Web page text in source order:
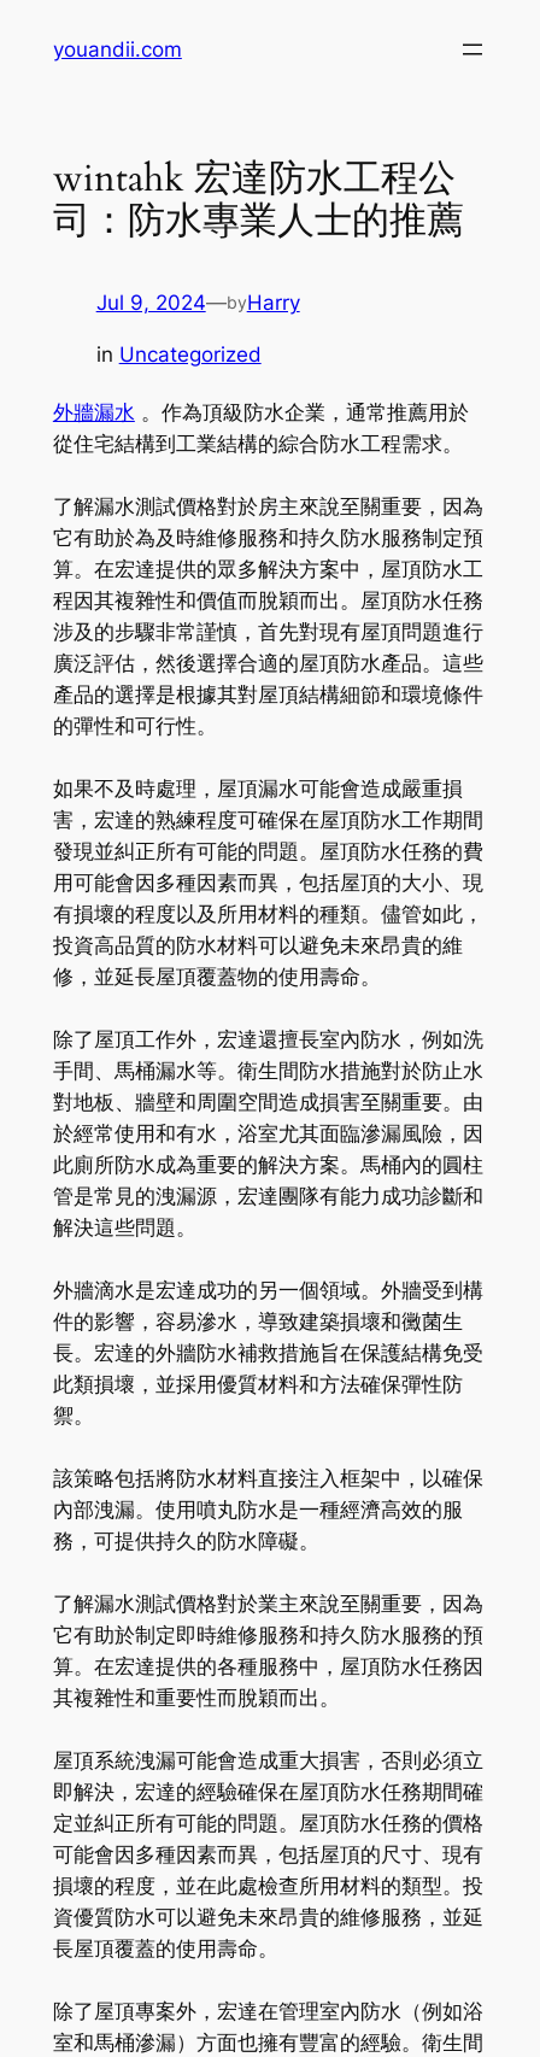
youandii.com
wintahk 宏達防水工程公
司：防水專業人士的推薦
Jul 9, 2024—byHarry
in Uncategorized
外牆漏水 。作為頂級防水企業，通常推薦用於
從住宅結構到工業結構的綜合防水工程需求。
了解漏水測試價格對於房主來說至關重要，因為
它有助於為及時維修服務和持久防水服務制定預
算。在宏達提供的眾多解決方案中，屋頂防水工
程因其複雜性和價值而脫穎而出。屋頂防水任務
涉及的步驟非常謹慎，首先對現有屋頂問題進行
廣泛評估，然後選擇合適的屋頂防水產品。這些
產品的選擇是根據其對屋頂結構細節和環境條件
的彈性和可行性。
如果不及時處理，屋頂漏水可能會造成嚴重損
害，宏達的熟練程度可確保在屋頂防水工作期間
發現並糾正所有可能的問題。屋頂防水任務的費
用可能會因多種因素而異，包括屋頂的大小、現
有損壞的程度以及所用材料的種類。儘管如此，
投資高品質的防水材料可以避免未來昂貴的維
修，並延長屋頂覆蓋物的使用壽命。
除了屋頂工作外，宏達還擅長室內防水，例如洗
手間、馬桶漏水等。衛生間防水措施對於防止水
對地板、牆壁和周圍空間造成損害至關重要。由
於經常使用和有水，浴室尤其面臨滲漏風險，因
此廁所防水成為重要的解決方案。馬桶內的圓柱
管是常見的洩漏源，宏達團隊有能力成功診斷和
解決這些問題。
外牆滴水是宏達成功的另一個領域。外牆受到構
件的影響，容易滲水，導致建築損壞和黴菌生
長。宏達的外牆防水補救措施旨在保護結構免受
此類損壞，並採用優質材料和方法確保彈性防
禦。
該策略包括將防水材料直接注入框架中，以確保
內部洩漏。使用噴丸防水是一種經濟高效的服
務，可提供持久的防水障礙。
了解漏水測試價格對於業主來說至關重要，因為
它有助於制定即時維修服務和持久防水服務的預
算。在宏達提供的各種服務中，屋頂防水任務因
其複雜性和重要性而脫穎而出。
屋頂系統洩漏可能會造成重大損害，否則必須立
即解決，宏達的經驗確保在屋頂防水任務期間確
定並糾正所有可能的問題。屋頂防水任務的價格
可能會因多種因素而異，包括屋頂的尺寸、現有
損壞的程度，並在此處檢查所用材料的類型。投
資優質防水可以避免未來昂貴的維修服務，並延
長屋頂覆蓋的使用壽命。
除了屋頂專案外，宏達在管理室內防水（例如浴
室和馬桶滲漏）方面也擁有豐富的經驗。衛生間